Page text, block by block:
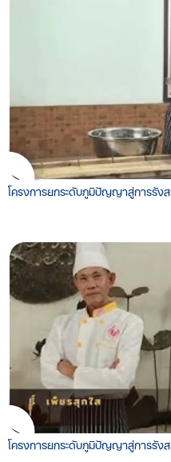
โครงการยกระดับภูมิปัญญาสู่การรังส
โครงการยกระดับภูมิปัญญาสู่การรังส